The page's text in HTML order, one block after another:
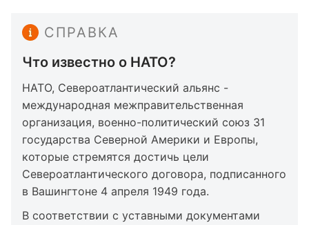
СПРАВКА
Что известно о НАТО?
НАТО, Североатлантический альянс -
международная межправительственная
организация, военно-политический союз 31
государства Северной Америки и Европы,
которые стремятся достичь цели
Североатлантического договора, подписанного
в Вашингтоне 4 апреля 1949 года.
В соответствии с уставными документами